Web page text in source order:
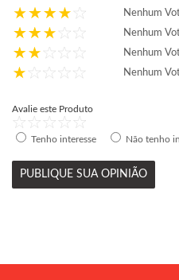
Nenhum
Nenhum
Nenhum
Nenhum
Avalie este Produto
Tenho interesse Não tenho
PUBLIQUE SUA OPINIÃO